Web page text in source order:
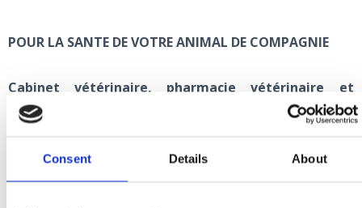
Consent Details About
POUR LA SANTE DE VOTRE ANIMAL DE COMPAGNIE
Cabinet vétérinaire, pharmacie vétérinaire et
animalerie Crikvenica
+385 51 241 932
veterinari.ck@gmail.com